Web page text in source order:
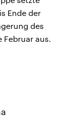
Ende der
des
Februar aus.